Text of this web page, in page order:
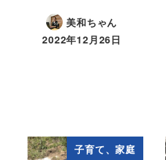
美和ちゃん
2022年12月26日
子育て、家庭